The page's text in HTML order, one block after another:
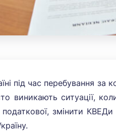
під час перебування
виникають ситуації,
змінити